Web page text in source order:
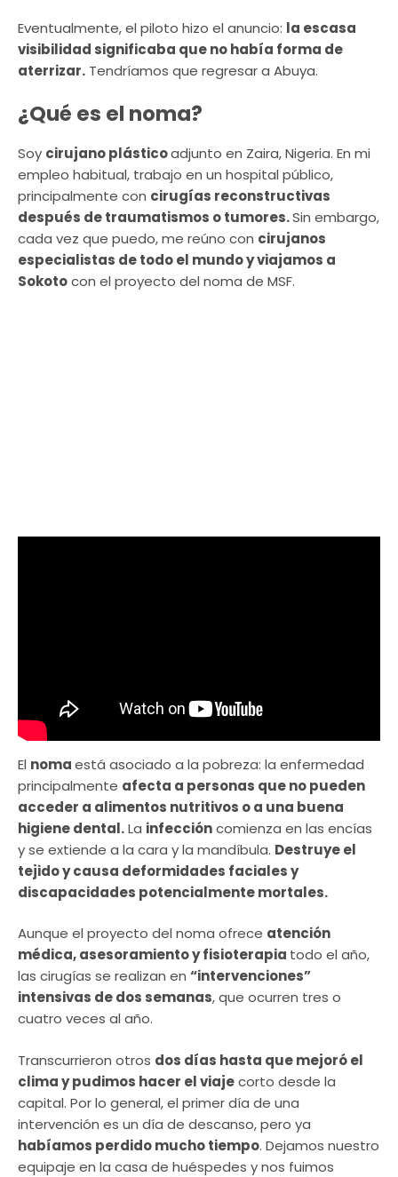
Eventualmente, el piloto hizo el anuncio: la escasa
visibilidad significaba que no había forma de
aterrizar. Tendríamos que regresar a Abuya.
¿Qué es el noma?
Soy cirujano plásticoadjunto en Zaira, Nigeria. En mi
empleo habitual, trabajo en un hospital público,
principalmente con cirugías reconstructivas
después de traumatismos o tumores.Sin embargo,
cada vez que puedo, me reúno con cirujanos
especialistas de todo el mundo y viajamos a
Sokotocon el proyecto del noma de MSF.
El nomaestá asociado a la pobreza: la enfermedad
principalmente afecta a personas que no pueden
acceder a alimentos nutritivos o a una buena
higiene dental.La infeccióncomienza en las encías
y se extiende a la cara y la mandíbula. Destruye el
tejido y causa deformidades faciales y
discapacidades potencialmente mortales.
Aunque el proyecto del noma ofrece atención
médica, asesoramiento y fisioterapia todo el año,
las cirugías se realizan en “intervenciones”
intensivas de dos semanas, que ocurren tres o
cuatro veces al año.
Transcurrieron otros dos días hasta que mejoró el
clima y pudimos hacer el viajecorto desde la
capital. Por lo general, el primer día de una
intervención es un día de descanso, pero ya
habíamos perdido mucho tiempo. Dejamos nuestro
equipaje en la casa de huéspedes y nos fuimos